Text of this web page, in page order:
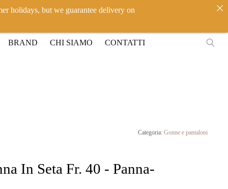
BRAND CHI SIAMO CONTATTI
Categoria: Gonne e pantaloni
In Seta Fr. 40 - Panna-
holidays, but we guarantee delivery on